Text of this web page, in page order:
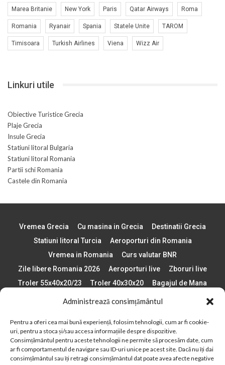
Administrează consimțământul
Pentru a oferi cea mai bună experiență, folosim tehnologii, cum ar fi cookie-
uri, pentru a stoca și/sau accesa informațiile despre dispozitive.
Consimțământul pentru aceste tehnologii ne permite să procesăm date, cum
ar fi comportamentul de navigare sau ID-uri unice pe acest site. Dacă nu îți dai
consimțământul sau îți retragi consimțământul dat poate avea afecte negative
Marea Britanie New York Paris Qatar Airways Roma
Romania Ryanair Spania Statele Unite TAROM
Timisoara Turkish Airlines Viena Wizz Air
Linkuri utile
Obiective Turistice Grecia
Plaje Grecia
Insule Grecia
Statiuni litoral Bulgaria
Statiuni litoral Romania
Partii schi Romania
Castele din Romania
Vremea Grecia Cu masina in Grecia
Destinatii Grecia
Statiuni litoral Turcia
Aeroporturi din Romania
Vremea in Romania
Curs valutar BNR
Zile libere Romania 2026
Aeroporturi live
Zboruri live
Troler 55x40x20/23
Troler 40x30x20
Bagajul de Mana
Paste 2026
Cele mai bune telefoane
Plaje din Europa
Concerte Romania 2025
Asigurare de calatorie
Când se schimba ora în 2026
Calendar Formula 1 sezon 2026
Boarding Pass